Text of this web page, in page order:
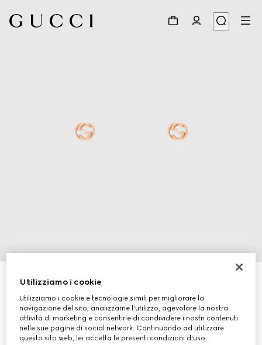
Orecchini Gucci Interlocking oro 18k
€ 850
Utilizziamo i cookie
Utilizziamo i cookie e tecnologie simili per migliorare la
navigazione del sito, analizzarne l'utilizzo, agevolare la nostra
attività di marketing e consentirle di condividere i nostri contenuti
nelle sue pagine di social network. Continuando ad utilizzare
questo sito web, lei accetta le presenti condizioni d'uso.